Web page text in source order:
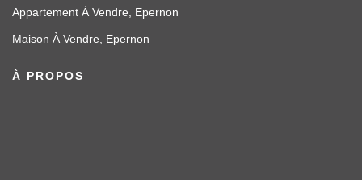
Appartement À Vendre, Epernon
Maison À Vendre, Epernon
À PROPOS